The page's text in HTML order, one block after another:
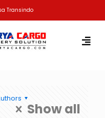
Transindo
Show all